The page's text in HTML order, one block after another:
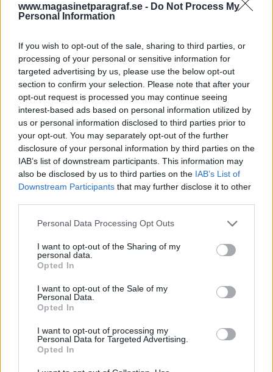
www.magasinetparagraf.se - Do Not Process My
Personal Information
If you wish to opt-out of the sale, sharing to third parties, or
processing of your personal or sensitive information for
targeted advertising by us, please use the below opt-out
section to confirm your selection. Please note that after your
opt-out request is processed you may continue seeing
interest-based ads based on personal information utilized by
us or personal information disclosed to third parties prior to
your opt-out. You may separately opt-out of the further
disclosure of your personal information by third parties on the
IAB’s list of downstream participants. This information may
also be disclosed by us to third parties on the IAB’s List of
Downstream Participants that may further disclose it to other
Personal Data Processing Opt Outs
I want to opt-out of the Sharing of my
personal data.
Opted In
I want to opt-out of the Sale of my
Personal Data.
Opted In
I want to opt-out of processing my
Personal Data for Targeted Advertising.
Opted In
ETIKETT:MILJÖBROTT
Nyhetsplock söndag 26
oktober 2025
Kvinna hällde ut bensin i diket – misstänkt
miljöbrott, pojkar åkte på taket på tunnelbanan,
polisen vädjar om hjälp från allmänheten efter
överfallsvåldtäkten i Malmö och fransk kvinna